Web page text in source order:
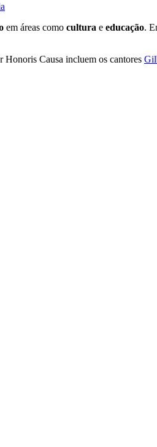
em áreas como cultura e educação.
Honoris Causa incluem os cantores